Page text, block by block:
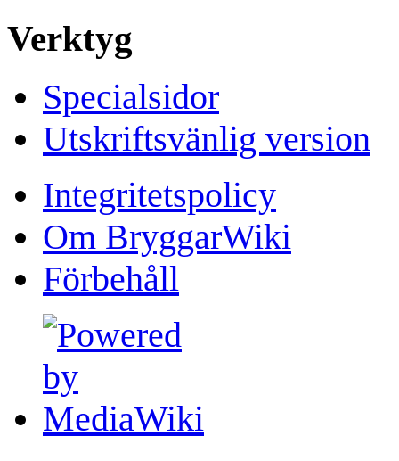
Verktyg
Specialsidor
Utskriftsvänlig version
Integritetspolicy
Om BryggarWiki
Förbehåll